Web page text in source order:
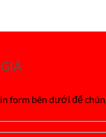
form bên dưới để